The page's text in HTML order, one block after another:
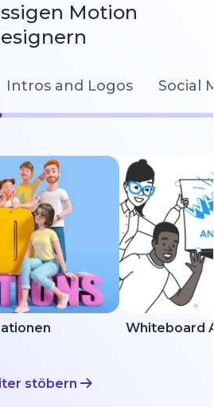
Motion
Intros and Logos Social
Whiteboard
stöbern